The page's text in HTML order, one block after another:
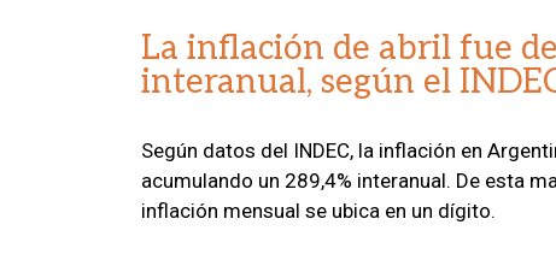
La inflación de abril fue
interanual, según el
Según datos del INDEC, la inflación en
acumulando un 289,4% interanual. De esta
inflación mensual se ubica en un dígito.